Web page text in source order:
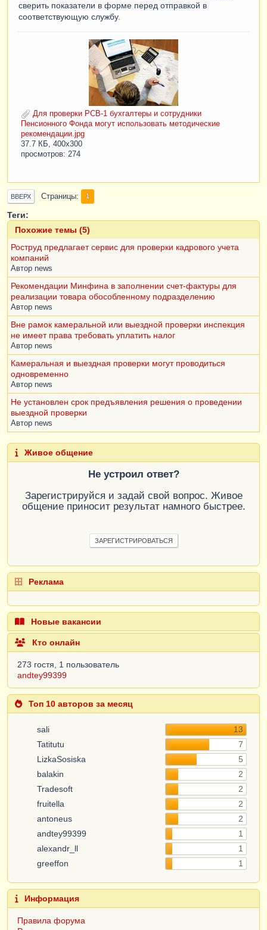
сверить показатели в форме перед отправкой в
соответствующую службу.
Для проверки РСВ-1 бухгалтеры и сотрудники
Пенсионного Фонда могут использовать методические
рекомендации.jpg
37.7 КБ, 400x300
просмотров: 274
ВВЕРХ Страницы 1
Теги:
Похожие темы (5)
Роструд предлагает сервис для проверки кадрового учета
компаний
Автор news
Рекомендации Минфина в заполнении счет-фактуры для
реализации товара обособленному подразделению
Автор news
Вне рамок камеральной или выездной проверки инспекция
не имеет права требовать уплатить налог
Автор news
Камеральная и выездная проверки могут проводиться
одновременно
Автор news
Не установлен срок предъявления решения о проведении
выездной проверки
Автор news
Живое общение
Не устроил ответ?
Зарегистрируйся и задай свой вопрос. Живое
общение приносит результат намного быстрее.
ЗАРЕГИСТРИРОВАТЬСЯ
Реклама
Новые вакансии
Кто онлайн
273 гостя, 1 пользователь
andtey99399
Топ 10 авторов за месяц
sali
13
Tatitutu
7
LizkaSosiska
5
balakin
2
Tradesoft
2
fruitella
2
antoneus
2
andtey99399
1
alexandr_ll
1
greeffon
1
Информация
Правила форума